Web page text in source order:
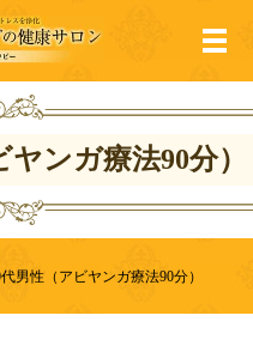
メ
ンガ療法90分）
男性（アビヤンガ療法90分）